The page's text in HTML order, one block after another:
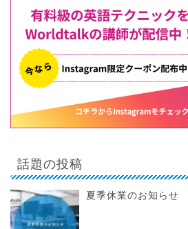
話題の投稿
夏季休業のお知らせ